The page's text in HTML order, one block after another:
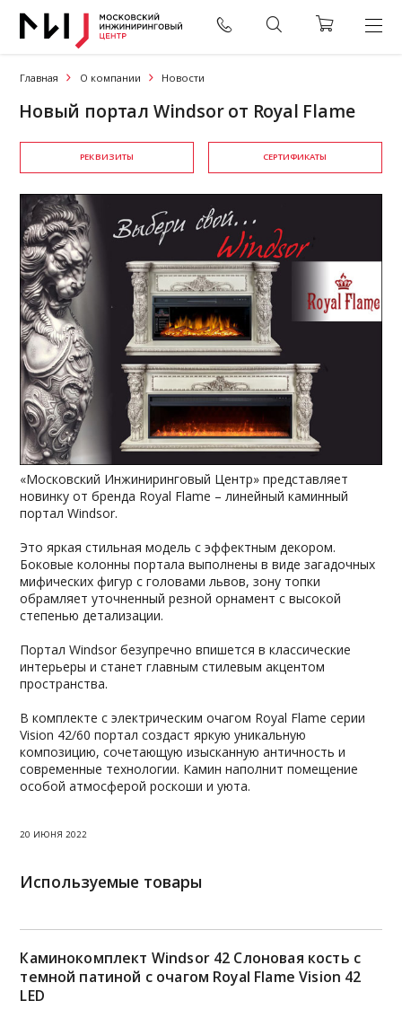
Главная О компании Новости
Новый портал Windsor от Royal Flame
РЕКВИЗИТЫ СЕРТИФИКАТЫ
«Московский Инжиниринговый Центр» представляет
новинку от бренда Royal Flame – линейный каминный
портал Windsor.
Это яркая стильная модель с эффектным декором.
Боковые колонны портала выполнены в виде загадочных
мифических фигур с головами львов, зону топки
обрамляет уточненный резной орнамент с высокой
степенью детализации.
Портал Windsor безупречно впишется в классические
интерьеры и станет главным стилевым акцентом
пространства.
В комплекте с электрическим очагом Royal Flame серии
Vision 42/60 портал создаст яркую уникальную
композицию, сочетающую изысканную античность и
современные технологии. Камин наполнит помещение
особой атмосферой роскоши и уюта.
20 ИЮНЯ 2022
Используемые товары
Каминокомплект Windsor 42 Слоновая кость с
темной патиной с очагом Royal Flame Vision 42
LED